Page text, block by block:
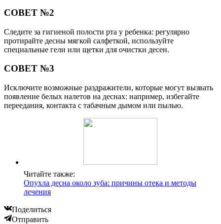
СОВЕТ №2
Следите за гигиеной полости рта у ребенка: регулярно
протирайте десны мягкой салфеткой, используйте
специальные гели или щетки для очистки десен.
СОВЕТ №3
Исключите возможные раздражители, которые могут вызвать
появление белых налетов на деснах: например, избегайте
переедания, контакта с табачным дымом или пылью.
Читайте также:
Опухла десна около зуба: причины отека и методы
лечения
Поделиться
Отправить